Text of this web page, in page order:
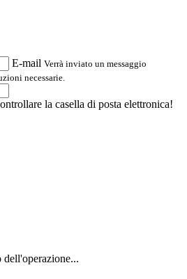
E-mail Verrà inviato un messaggio
necessarie.
la casella di posta elettronica!
dell'operazione...